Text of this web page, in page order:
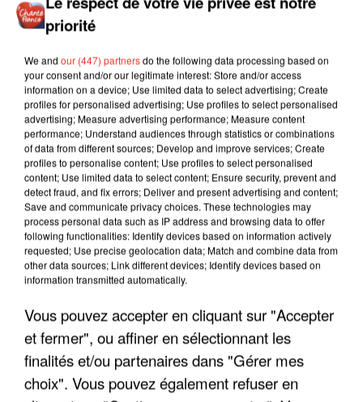
LES INTERVIEWS CHANTE
FRANCE
Voir plus
"JE SUIS À DISPOSITION DES
priorité
We and our (447) partnersdo the following data processing based on
your consent and/or our legitimate interest: Store and/or access
information on a device; Use limited data to select advertising; Create
profiles for personalised advertising; Use profiles to select personalised
advertising; Measure advertising performance; Measure content
performance; Understand audiences through statistics or combinations
of data from different sources; Develop and improve services; Create
profiles to personalise content; Use profiles to select personalised
content; Use limited data to select content; Ensure security, prevent and
detect fraud, and fix errors; Deliver and present advertising and content;
Save and communicate privacy choices. These technologies may
process personal data such as IP address and browsing data to offer
following functionalities: Identify devices based on information actively
requested; Use precise geolocation data; Match and combine data from
other data sources; Link different devices; Identify devices based on
information transmitted automatically.
Vous pouvez accepter en cliquant sur "Accepter
et fermer", ou affiner en sélectionnant les
finalités et/ou partenaires dans "Gérer mes
choix". Vous pouvez également refuser en